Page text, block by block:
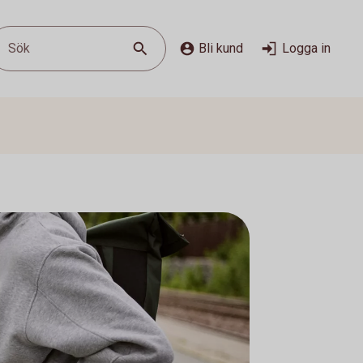
Sök Bli kund Logga in